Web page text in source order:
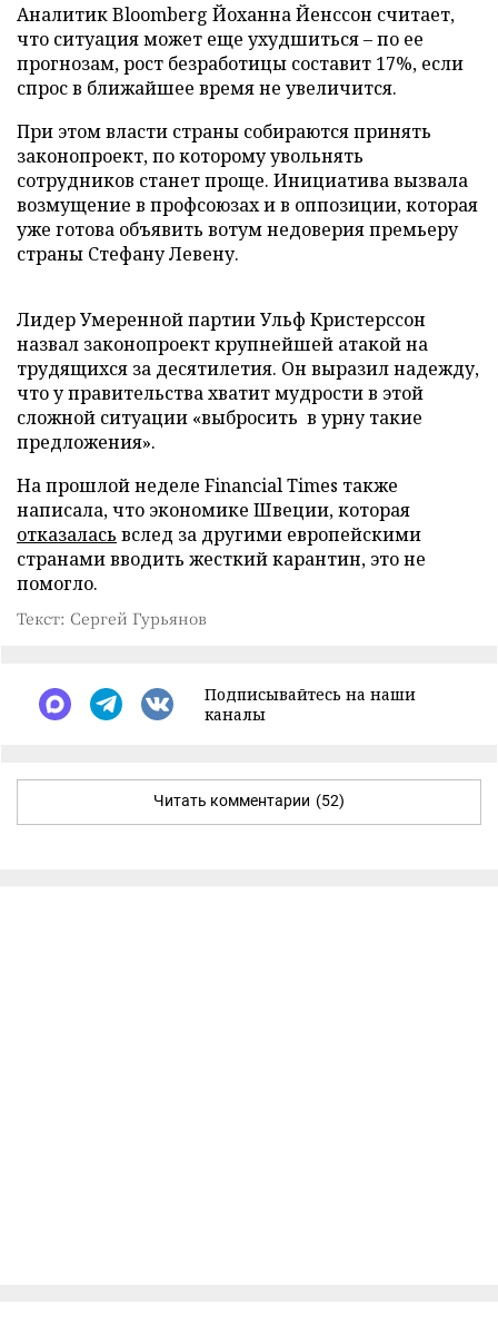
Аналитик Bloomberg Йоханна Йенссон считает,
что ситуация может еще ухудшиться – по ее
прогнозам, рост безработицы составит 17%, если
спрос в ближайшее время не увеличится.
При этом власти страны собираются принять
законопроект, по которому увольнять
сотрудников станет проще. Инициатива вызвала
возмущение в профсоюзах и в оппозиции, которая
уже готова объявить вотум недоверия премьеру
страны Стефану Левену.
Лидер Умеренной партии Ульф Кристерссон
назвал законопроект крупнейшей атакой на
трудящихся за десятилетия. Он выразил надежду,
что у правительства хватит мудрости в этой
сложной ситуации «выбросить в урну такие
предложения».
На прошлой неделе Financial Times также
написала, что экономике Швеции, которая
отказалась вслед за другими европейскими
странами вводить жесткий карантин, это не
помогло.
Текст: Сергей Гурьянов
Подписывайтесь на наши
каналы
Читать комментарии (52)